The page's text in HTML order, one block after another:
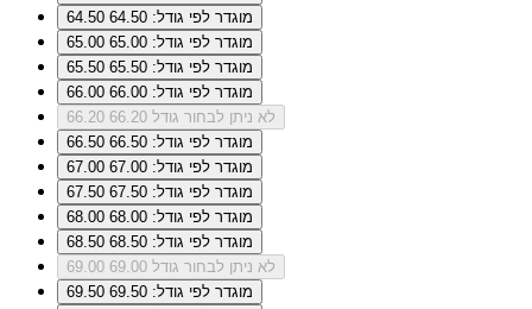
64.50
מוגדר לפי גודל: 64.50
65.00
מוגדר לפי גודל: 65.00
65.50
מוגדר לפי גודל: 65.50
66.00
מוגדר לפי גודל: 66.00
66.20
לא ניתן לבחור גודל 66.20
66.50
מוגדר לפי גודל: 66.50
67.00
מוגדר לפי גודל: 67.00
67.50
מוגדר לפי גודל: 67.50
68.00
מוגדר לפי גודל: 68.00
68.50
מוגדר לפי גודל: 68.50
69.00
לא ניתן לבחור גודל 69.00
69.50
מוגדר לפי גודל: 69.50